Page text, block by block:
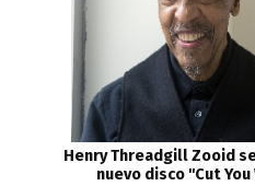
Henry Threadgill Zooid
nuevo disco ''Cut You